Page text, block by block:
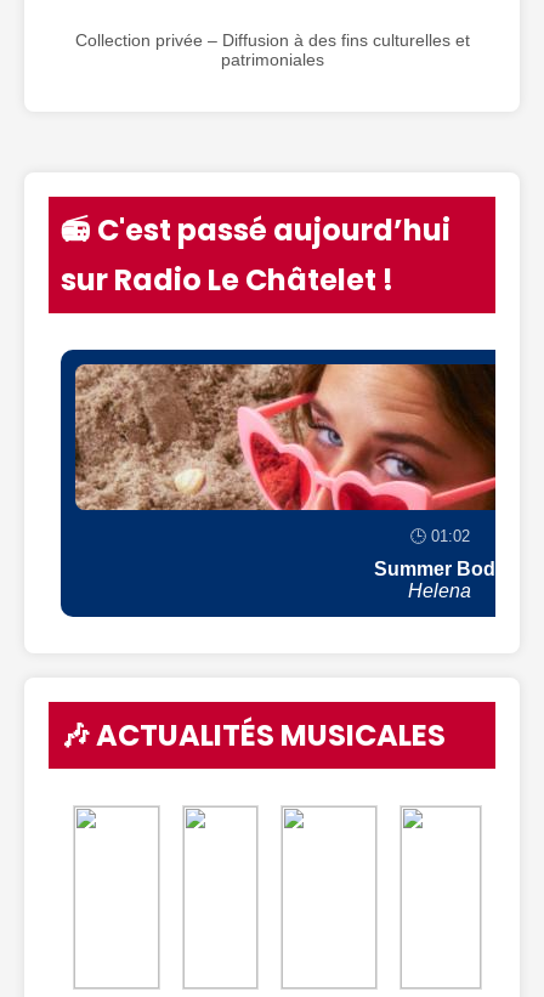
Collection privée – Diffusion à des fins culturelles et
patrimoniales
📻 C'est passé aujourd’hui
sur Radio Le Châtelet !
🕒 01:02
Summer Body
Helena
🎶 ACTUALITÉS MUSICALES